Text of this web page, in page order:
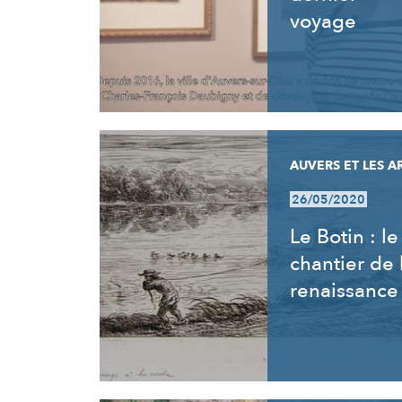
voyage
AUVERS ET LES
26/05/2020
Le Botin : le
chantier de
renaissance